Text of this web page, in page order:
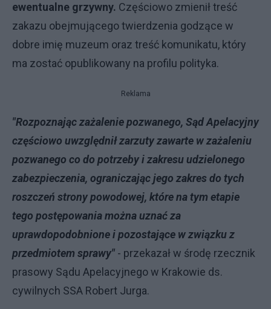
ewentualne grzywny. Częściowo zmienił treść
zakazu obejmującego twierdzenia godzące w
dobre imię muzeum oraz treść komunikatu, który
ma zostać opublikowany na profilu polityka.
Reklama
"Rozpoznając zażalenie pozwanego, Sąd Apelacyjny
częściowo uwzględnił zarzuty zawarte w zażaleniu
pozwanego co do potrzeby i zakresu udzielonego
zabezpieczenia, ograniczając jego zakres do tych
roszczeń strony powodowej, które na tym etapie
tego postępowania można uznać za
uprawdopodobnione i pozostające w związku z
przedmiotem sprawy" - przekazał w środę rzecznik
prasowy Sądu Apelacyjnego w Krakowie ds.
cywilnych SSA Robert Jurga.